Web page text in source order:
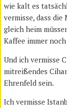
wie kalt es
vermisse, dass
gleich heim
Kaffee immer
Und ich vermisse
mitreißendes
Ehrenfeld sein.
Ich vermisse